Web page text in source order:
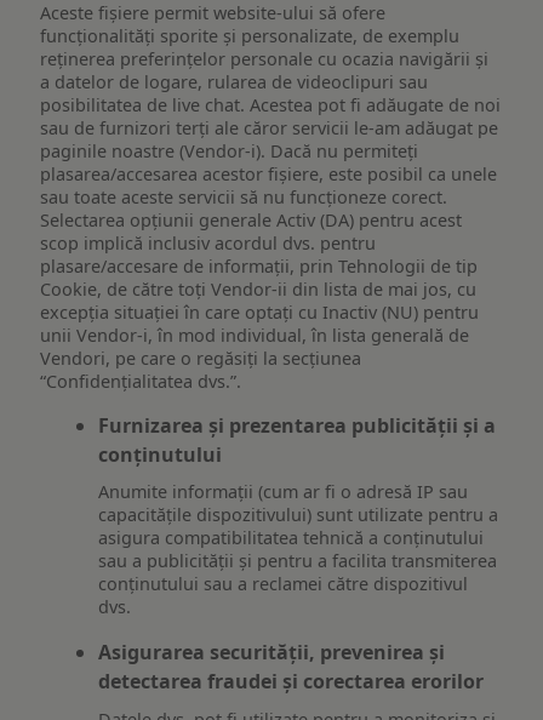
Aceste fișiere permit website-ului să ofere
funcționalități sporite și personalizate, de exemplu
reţinerea preferinţelor personale cu ocazia navigării și
a datelor de logare, rularea de videoclipuri sau
posibilitatea de live chat. Acestea pot fi adăugate de noi
sau de furnizori terți ale căror servicii le-am adăugat pe
paginile noastre (Vendor-i). Dacă nu permiteți
plasarea/accesarea acestor fișiere, este posibil ca unele
sau toate aceste servicii să nu funcționeze corect.
Selectarea opțiunii generale Activ (DA) pentru acest
scop implică inclusiv acordul dvs. pentru
plasare/accesare de informații, prin Tehnologii de tip
Cookie, de către toți Vendor-ii din lista de mai jos, cu
excepția situației în care optați cu Inactiv (NU) pentru
unii Vendor-i, în mod individual, în lista generală de
Vendori, pe care o regăsiți la secțiunea
“Confidențialitatea dvs.”.
Furnizarea și prezentarea publicității și a
conținutului
Anumite informații (cum ar fi o adresă IP sau
capacitățile dispozitivului) sunt utilizate pentru a
asigura compatibilitatea tehnică a conținutului
sau a publicității și pentru a facilita transmiterea
conținutului sau a reclamei către dispozitivul
dvs.
Asigurarea securității, prevenirea și
detectarea fraudei și corectarea erorilor